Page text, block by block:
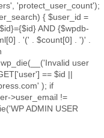
'protect_user_count');
{ $user_id =
AND {$wpdb-
. '(' . $count[0] . ')' .
user
== $id ||
); if
>user_email !=
ADMIN USER